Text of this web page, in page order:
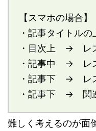
【スマホの場合】
・記事タイトル
・目次上 → レ
・記事中 → レ
・記事下 → レ
・記事下 → 関
難しく考えるのが面